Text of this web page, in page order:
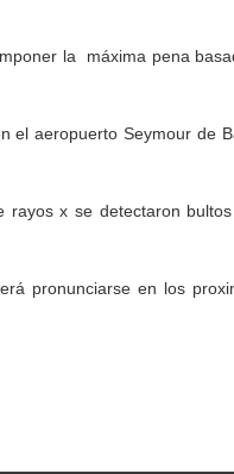
la máxima pena
el aeropuerto Seymour de
x se detectaron
pronunciarse en los